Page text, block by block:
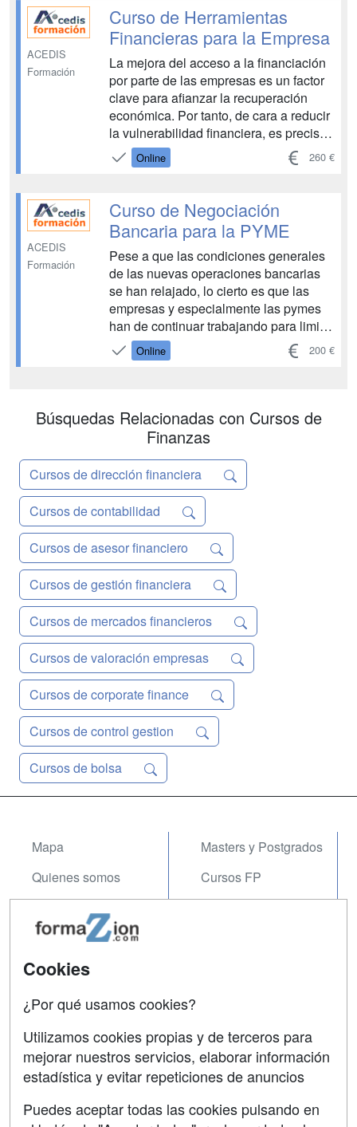
un curso básico para adquirir las
habilidade...
ACEDIS
Formación
Curso de Herramientas
Financieras para la Empresa
La mejora del acceso a la financiación
por parte de las empresas es un factor
clave para afianzar la recuperación
económica. Por tanto, de cara a reducir
la vulnerabilidad financiera, es preciso
diversificar las fuentes de financiación
tanto en forma de capital como de
de la financiación en los mercados en
...
Online 260 €
ACEDIS
Formación
Curso de Negociación
Bancaria para la PYME
Pese a que las condiciones generales
de las nuevas operaciones bancarias
se han relajado, lo cierto es que las
empresas y especialmente las pymes
han de continuar trabajando para limitar
sus gastos financieros y para reducir
sus comisiones bancarias, a fin de
Online 200 €
Búsquedas Relacionadas con Cursos de
Finanzas
Cursos de dirección financiera
Cursos de contabilidad
Cursos de asesor financiero
Cursos de gestión financiera
Cursos de mercados financieros
Cursos de valoración empresas
Cursos de corporate finance
Cursos de control gestion
Cursos de bolsa
Mapa
Quienes somos
Acceso Usuarios
Acceso Centros
Masters y Postgrados
Cursos FP
Contactar
Confidencialidad
SÍGUENOS EN:
Cookies
¿Por qué usamos cookies?
Utilizamos cookies propias y de terceros para
mejorar nuestros servicios, elaborar información
estadística y evitar repeticiones de anuncios
Puedes aceptar todas las cookies pulsando en